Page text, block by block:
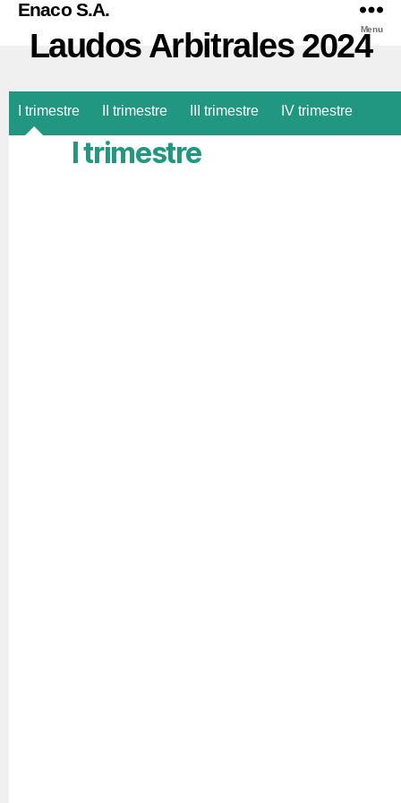
Enaco S.A.
Menu
Laudos Arbitrales 2024
I trimestre II trimestre III trimestre IV trimestre
I trimestre